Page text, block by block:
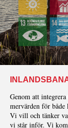
Genom att
mervärden för både
Vi vill och tänker
vi står inför. Vi